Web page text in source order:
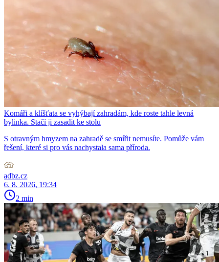
Komáři a klíšťata se vyhýbají zahradám, kde roste tahle levná
bylinka. Stačí ji zasadit ke stolu
S otravným hmyzem na zahradě se smířit nemusíte. Pomůže vám
řešení, které si pro vás nachystala sama příroda.
adbz.cz
6. 8. 2026, 19:34
2 min